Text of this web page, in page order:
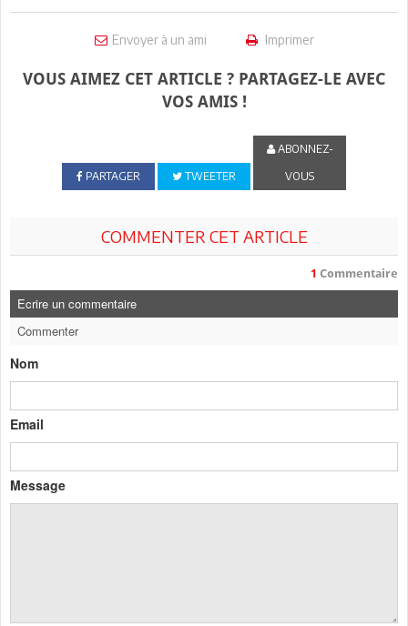
Envoyer à un ami Imprimer
VOUS AIMEZ CET ARTICLE ? PARTAGEZ-LE AVEC
VOS AMIS !
PARTAGER TWEETER
ABONNEZ-
VOUS
COMMENTER CET ARTICLE
1 Commentaire
Ecrire un commentaire
Commenter
Nom
Email
Message